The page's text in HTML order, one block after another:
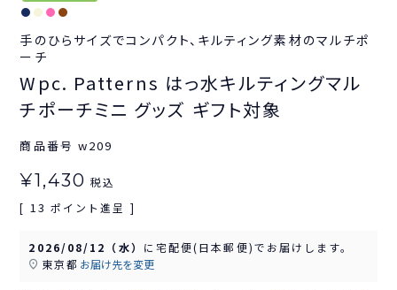
手のひらサイズでコンパクト、キルティング素材のマルチポ
ーチ
Wpc. Patterns はっ水キルティングマル
チポーチミニ グッズ ギフト対象
商品番号 w209
¥1,430 税込
[ 13 ポイント進呈 ]
2026/08/12（水） に 宅配便(日本郵便)でお届けします。
東京都 お届け先を変更